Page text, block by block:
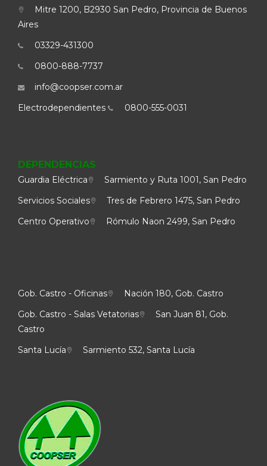
Mitre 1200, B2930 San Pedro, Provincia de Buenos
Aires
03329-431300
0800-888-7737
info@coopser.com.ar
Electrodependientes
0800-555-0031
DEPENDENCIAS
Guardia Eléctrica
Sarmiento y Ruta 1001, San Pedro
Servicios Sociales
Tres de Febrero 1475, San Pedro
Centro Operativo
Rómulo Naon 2499, San Pedro
Gob. Castro - Oficinas
Nación 180, Gob. Castro
Gob. Castro - Salas Vetatorias
San Juan 81, Gob.
Castro
Santa Lucía
Sarmiento 532, Santa Lucía